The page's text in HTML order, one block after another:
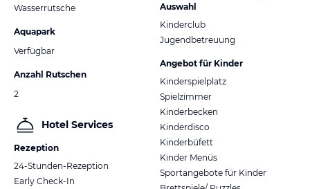
Wasserrutsche
Aquapark
Verfügbar
Anzahl Rutschen
2
Hotel Services
Rezeption
24-Stunden-Rezeption
Early Check-In
Auswahl
Kinderclub
Jugendbetreuung
Angebot für Kinder
Kinderspielplatz
Spielzimmer
Kinderbecken
Kinderdisco
Kinderbüfett
Kinder Menüs
Sportangebote für Kinder